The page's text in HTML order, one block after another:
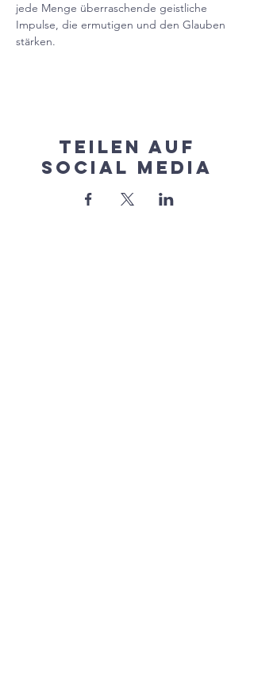
jede Menge überraschende geistliche
Impulse, die ermutigen und den Glauben
stärken.
Teilen auf
Social Media